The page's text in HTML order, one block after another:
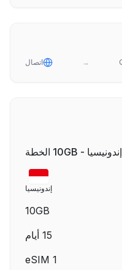
→ اتصال
إندونيسيا - 10GB الخطة
إندونيسيا
10GB
15 أيام
1